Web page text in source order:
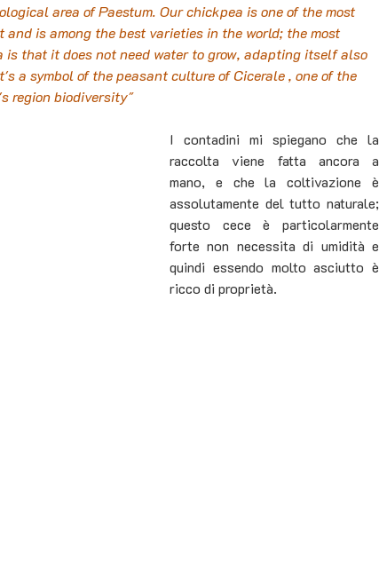
area of ​​Paestum. Our chickpea is one of the most
is among the best varieties in the world; the most
that it does not need water to grow, adapting itself also
a symbol of the peasant culture of Cicerale , one of the
region biodiversity"
I contadini mi spiegano che la
raccolta viene fatta ancora a
mano, e che la coltivazione è
assolutamente del tutto naturale;
questo cece è particolarmente
forte non necessita di umidità e
quindi essendo molto asciutto è
ricco di proprietà.